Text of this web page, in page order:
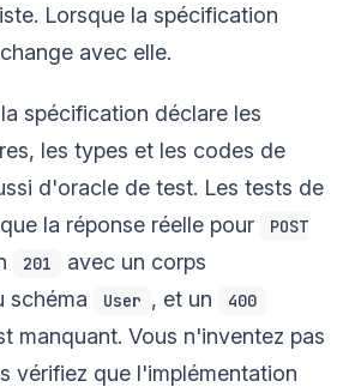
Lorsque la spécification
avec elle.
spécification déclare les
les types et les codes de
d'oracle de test. Les tests de
la réponse réelle pour
POST
201
avec un corps
schéma
User , et un 400
manquant. Vous n'inventez pas
vérifiez que l'implémentation